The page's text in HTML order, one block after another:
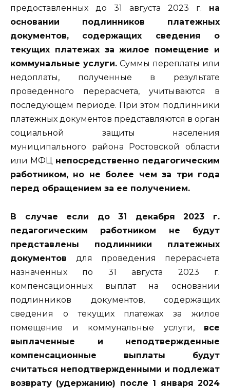
предоставленных до 31 августа 2023 г. на
основании подлинников платежных
документов, содержащих сведения о
текущих платежах за жилое помещение и
коммунальные услуги. Суммы переплаты или
недоплаты, полученные в результате
проведенного перерасчета, учитываются в
последующем периоде. При этом подлинники
платежных документов представляются в орган
социальной защиты населения
муниципального района Ростовской области
или МФЦ непосредственно педагогическим
работником, но не более чем за три года
перед обращением за ее получением.
В случае если до 31 декабря 2023 г.
педагогическим работником не будут
представлены подлинники платежных
документов для проведения перерасчета
назначенных по 31 августа 2023 г.
компенсационных выплат на основании
подлинников документов, содержащих
сведения о текущих платежах за жилое
помещение и коммунальные услуги, все
выплаченные и неподтвержденные
компенсационные выплаты будут
считаться неподтвержденными и подлежат
возврату (удержанию) после 1 января 2024